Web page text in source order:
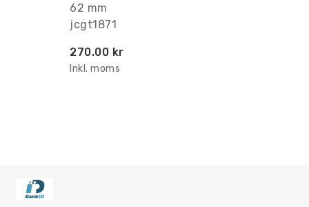
62 mm
jcgt1871
270.00 kr
Inkl. moms